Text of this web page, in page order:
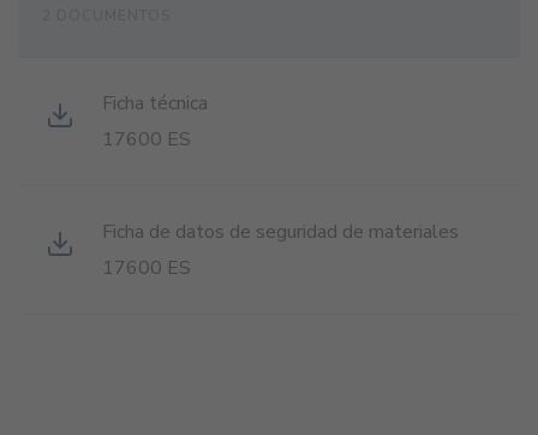
Ficha técnica
17600 ES
Ficha de datos de seguridad de materiales
17600 ES